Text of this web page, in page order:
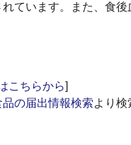
ています。また、食
こちらから]
の届出情報検索より検